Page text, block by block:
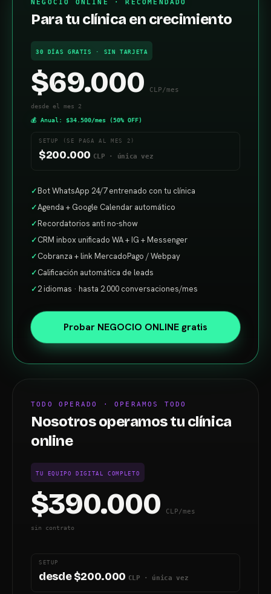
NEGOCIO ONLINE · RECOMENDADO
Para tu clínica en crecimiento
30 DÍAS GRATIS · SIN TARJETA
$69.000 CLP/mes
desde el mes 2
💰 Anual: $34.500/mes (50% OFF)
SETUP (SE PAGA AL MES 2)
$200.000 CLP · única vez
✓Bot WhatsApp 24/7 entrenado con tu clínica
✓Agenda + Google Calendar automático
✓Recordatorios anti no-show
✓CRM inbox unificado WA + IG + Messenger
✓Cobranza + link MercadoPago / Webpay
✓Calificación automática de leads
✓2 idiomas · hasta 2.000 conversaciones/mes
Probar NEGOCIO ONLINE gratis
TODO OPERADO · OPERAMOS TODO
Nosotros operamos tu clínica
online
TU EQUIPO DIGITAL COMPLETO
$390.000 CLP/mes
sin contrato
SETUP
desde $200.000 CLP · única vez